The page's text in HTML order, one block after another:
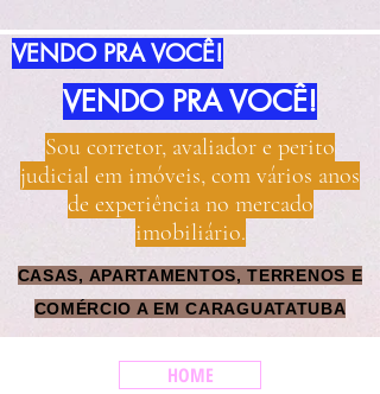
CASAS, APARTAMENTOS, TERRENOS E
COMÉRCIO A EM CARAGUATATUBA
VENDO PRA VOCÊ!
Sou corretor, avaliador e perito
judicial em imóveis, com vários anos
de experiência no mercado
imobiliário.
VENDO PRA VOCÊ!
HOME